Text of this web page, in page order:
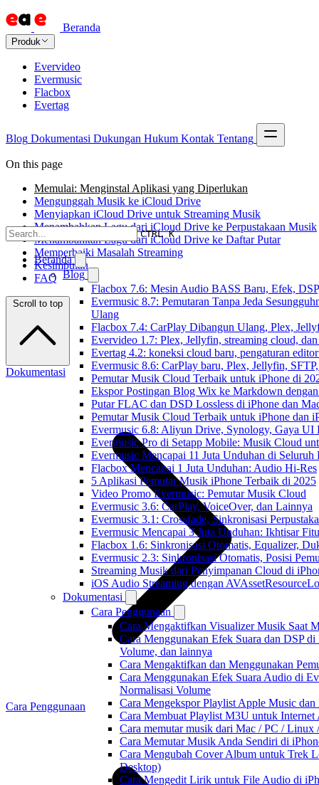
Beranda
Produk
Evervideo
Evermusic
Flacbox
Evertag
Blog Dokumentasi Dukungan Hukum Kontak Tentang
CTRL K
Beranda
Blog
Flacbox 7.6: Mesin Audio BASS Baru, Efek,
Evermusic 8.7: Pemutaran Tanpa Jeda
Ulang
Flacbox 7.4: CarPlay Dibangun Ulang, Plex,
Evervideo 1.7: Plex, Jellyfin, streaming cloud,
Evertag 4.2: koneksi cloud baru, pengaturan
Evermusic 8.6: CarPlay baru, Plex, Jellyfin,
Pemutar Musik Cloud Terbaik untuk iPhone di
Ekspor Postingan Blog Wix ke Markdown
Putar FLAC dan DSD Lossless di iPhone dan
Pemutar Musik Cloud Terbaik untuk iPhone dan
Evermusic 6.8: Aliyun Drive, Synology, Gaya UI
Evermusic Pro di Setapp Mobile: Musik Cloud
Evermusic Mencapai 11 Juta Unduhan di Seluruh
Flacbox Mencapai 1 Juta Unduhan: Audio Hi-Res
5 Aplikasi Pemutar Musik iPhone Terbaik di 2025
Video Promo Evermusic: Pemutar Musik Cloud
Evermusic 3.6: CarPlay, VoiceOver, dan Lainnya
Evermusic 3.1: Crossfade, Sinkronisasi
Evermusic Mencapai 3 Juta Unduhan: Ikhtisar
Flacbox 1.6: Sinkronisasi Otomatis, Equalizer,
Evermusic 2.3: Sinkronisasi Otomatis, Posisi
Streaming Musik dari Penyimpanan Cloud di
iOS Audio Streaming dengan
Dokumentasi
Cara Penggunaan
Cara Mengaktifkan Visualizer Musik Saat
Cara Menggunakan Efek Suara dan DSP
Volume, dan lainnya
Cara Mengaktifkan dan Menggunakan
Cara Menggunakan Efek Suara Audio di
Normalisasi Volume
Cara Mengekspor Playlist Apple Music
Cara Membuat Playlist M3U untuk
Cara memutar musik dari Mac / PC /
Cara Memutar Musik Anda Sendiri di
Cara Mengubah Cover Album untuk Trek
Desktop)
Cara Mengedit Lirik untuk File Audio di
On this page
Memulai: Menginstal Aplikasi yang Diperlukan
Mengunggah Musik ke iCloud Drive
Menyiapkan iCloud Drive untuk Streaming Musik
Menambahkan Lagu dari iCloud Drive ke Perpustakaan Musik
Menambahkan Lagu dari iCloud Drive ke Daftar Putar
Memperbaiki Masalah Streaming
Kesimpulan
FAQ
Scroll to top
Dokumentasi
Cara Penggunaan